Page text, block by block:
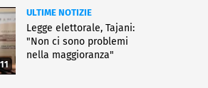
ULTIME NOTIZIE
Legge elettorale, Tajani:
"Non ci sono problemi
nella maggioranza"